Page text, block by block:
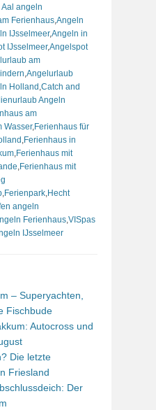
Aal angeln
Ferienhaus Angeln
IJsselmeer,Angeln in
IJsselmeer,Angelspot
am
Angelurlaub
Holland Catch and
Angeln
am
Wasser, Ferienhaus für
Ferienhaus in
Ferienhaus mit
Ferienhaus mit
Ferienpark Hecht
angeln
Ferienhaus VISpas
IJsselmeer
– Superyachten,
Fischbude
Autocross und
Die letzte
Friesland
Der